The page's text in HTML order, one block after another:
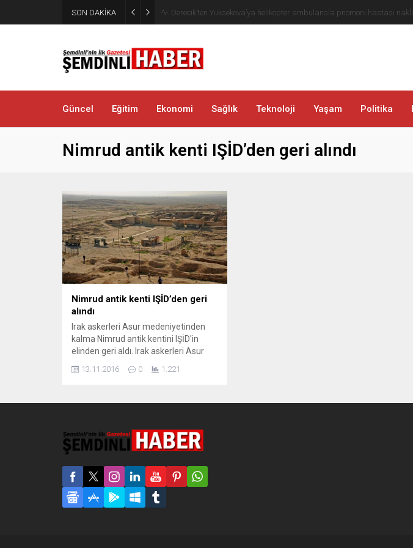
SON DAKİKA Şemdinli’de Cadde ve Kavşaklarda Trafik Çizgileri Yenilendi
Güncel Eğitim Ekonomi Sağlık Teknoloji Yaşam Politika
Nimrud antik kenti IŞİD’den geri alındı
Nimrud antik kenti IŞİD’den geri
alındı
Irak askerleri Asur medeniyetinden
kalma Nimrud antik kentini IŞİD'in
elinden geri aldı. Irak askerleri Asur
kentini IŞİD'in elinden geri aldı. BBC'nin
bayrağını binalara diktiği söylendi.
Aynı birliğin,...
13.11.2016 0 1.221